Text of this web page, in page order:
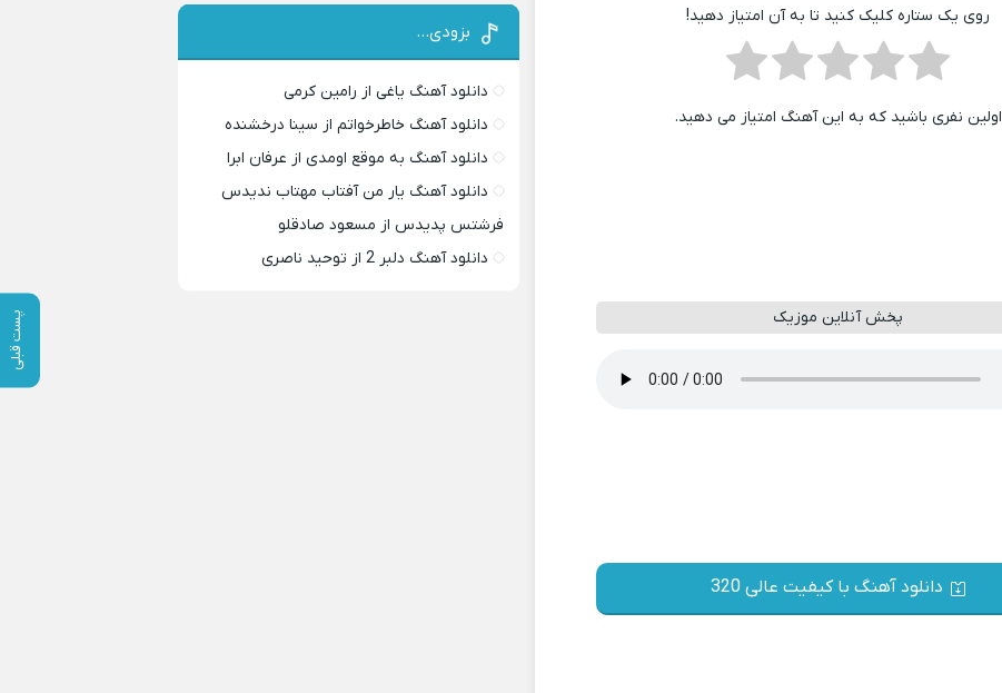
پست قبلی
روی یک ستاره کلیک کنید تا به آن امتیاز دهید!
اولین نفری باشید که به این آهنگ امتیاز می دهید.
پخش آنلاین موزیک
دانلود آهنگ با کیفیت عالی 320
بزودی…
دانلود آهنگ یاغی از رامین کرمی
دانلود آهنگ خاطرخواتم از سینا درخشنده
دانلود آهنگ به موقع اومدی از عرفان ابرا
دانلود آهنگ یار من آفتاب مهتاب ندیدس
فرشتس پدیدس از مسعود صادقلو
دانلود آهنگ دلبر 2 از توحید ناصری